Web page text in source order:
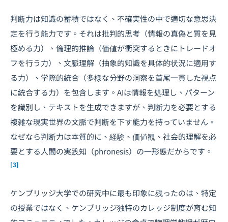
判断力は知識の蓄積ではなく、不確実性の中で適切な意思決
定を行う能力です。それは批判的思考（情報の真偽と質を見
極める力）、倫理的推論（価値が衝突するときにトレードオ
フを行う力）、文脈理解（抽象的知識を具体的状況に適用す
る力）、学際的統合（多様な分野の洞察を首尾一貫した視点
に統合する力）を包含します。AIは情報を処理し、パターン
を識別し、テキストを生成できますが、判断力を必要とする
複雑な現実世界の文脈で判断を下す能力を持っていません。
なぜなら判断力は本質的に、経験、価値観、社会的理解を必
要とする人間の実践知（phronesis）の一形態だからです。
[3]
ケンブリッジ大学での研究中に最も印象に残ったのは、特定
の授業ではなく、ケンブリッジ独特のカレッジ制度が育む知